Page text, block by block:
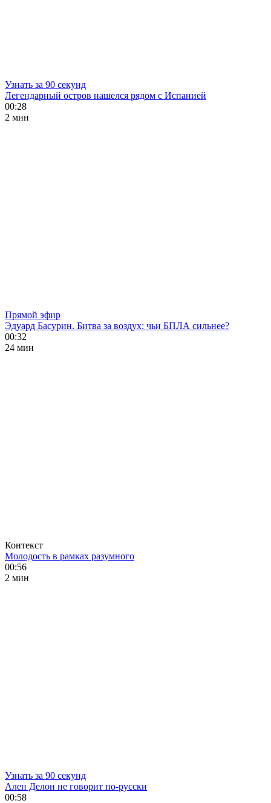
Узнать за 90 секунд
Легендарный остров нашелся рядом с Испанией
00:28
2 мин
Прямой эфир
Эдуард Басурин. Битва за воздух: чьи БПЛА сильнее?
00:32
24 мин
Контекст
Молодость в рамках разумного
00:56
2 мин
Узнать за 90 секунд
Ален Делон не говорит по-русски
00:58